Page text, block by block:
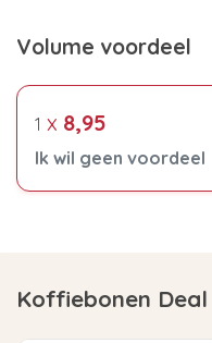
Volume voordeel
1 x 8,95
Ik wil geen voordeel
Koffiebonen Deal